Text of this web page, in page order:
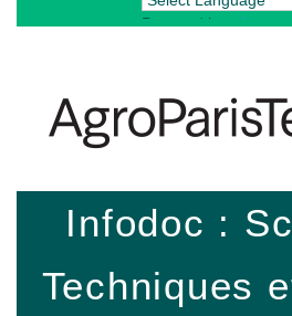
Powered by
Infodoc :
Techniques